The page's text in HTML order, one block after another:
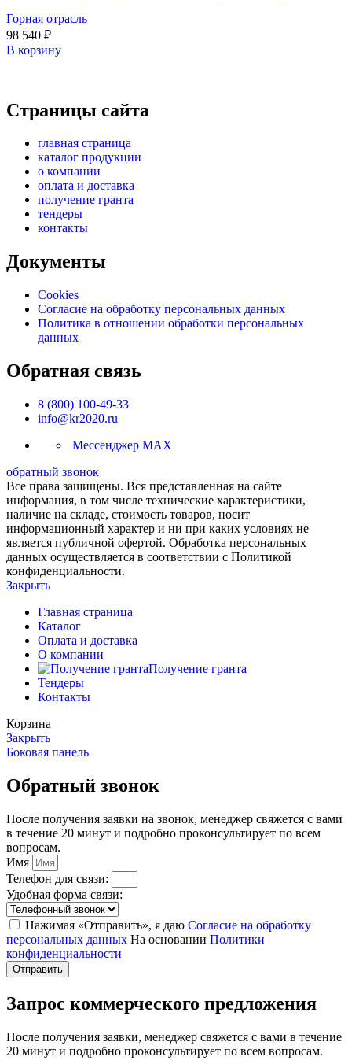
Горная отрасль
98 540 ₽
В корзину
Страницы сайта
главная страница
каталог продукции
о компании
оплата и доставка
получение гранта
тендеры
контакты
Документы
Cookies
Согласие на обработку персональных данных
Политика в отношении обработки персональных
данных
Обратная связь
8 (800) 100-49-33
info@kr2020.ru
Мессенджер MAX
обратный звонок
Все права защищены. Вся представленная на сайте
информация, в том числе технические характеристики,
наличие на складе, стоимость товаров, носит
информационный характер и ни при каких условиях не
является публичной офертой. Обработка персональных
данных осуществляется в соответствии с Политикой
конфиденциальности.
Закрыть
Главная страница
Каталог
Оплата и доставка
О компании
Получение гранта
Тендеры
Контакты
Корзина
Закрыть
Боковая панель
Обратный звонок
После получения заявки на звонок, менеджер свяжется с вами
в течение 20 минут и подробно проконсультирует по всем
вопросам.
Имя
Телефон для связи:
Удобная форма связи:
Нажимая «Отправить», я даю Согласие на обработку
персональных данных На основании Политики
конфиденциальности
Отправить
Запрос коммерческого предложения
После получения заявки, менеджер свяжется с вами в течение
20 минут и подробно проконсультирует по всем вопросам.